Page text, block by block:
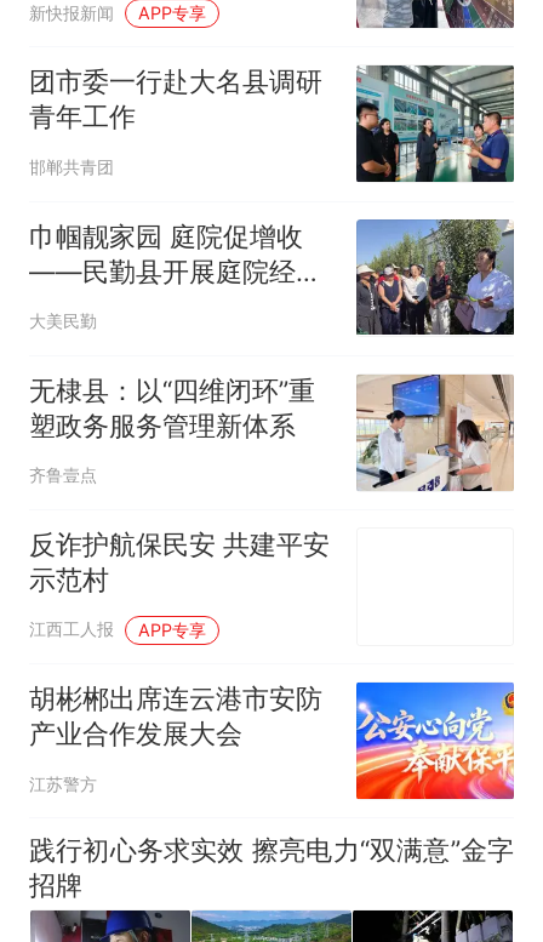
新快报新闻 APP专享
团市委一行赴大名县调研
青年工作
邯郸共青团
巾帼靓家园 庭院促增收
——民勤县开展庭院经济
发展交流学习活动
大美民勤
无棣县：以“四维闭环”重
塑政务服务管理新体系
齐鲁壹点
反诈护航保民安 共建平安
示范村
江西工人报 APP专享
胡彬郴出席连云港市安防
产业合作发展大会
江苏警方
践行初心务求实效 擦亮电力“双满意”金字
招牌